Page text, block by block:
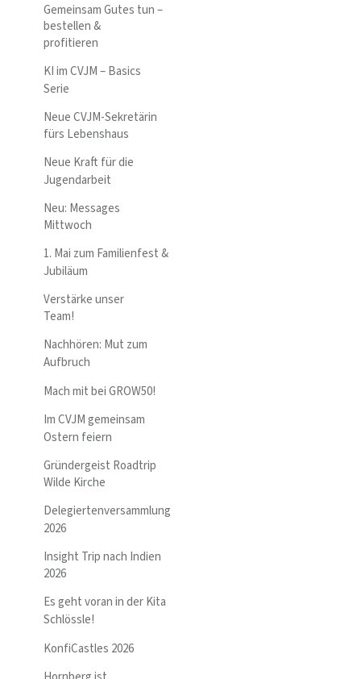
Gemeinsam Gutes tun –
bestellen &
profitieren
KI im CVJM – Basics
Serie
Neue CVJM-Sekretärin
fürs Lebenshaus
Neue Kraft für die
Jugendarbeit
Neu: Messages
Mittwoch
1. Mai zum Familienfest &
Jubiläum
Verstärke unser
Team!
Nachhören: Mut zum
Aufbruch
Mach mit bei GROW50!
Im CVJM gemeinsam
Ostern feiern
Gründergeist Roadtrip
Wilde Kirche
Delegiertenversammlung
2026
Insight Trip nach Indien
2026
Es geht voran in der Kita
Schlössle!
KonfiCastles 2026